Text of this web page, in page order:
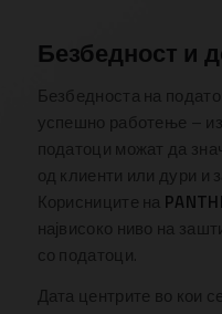
Безбедност и
Безбедноста на
успешно работење –
податоци можат да
од клиенти или дури и
Корисниците на
највисоко ниво на
со податоци.
Дата центрите во кои